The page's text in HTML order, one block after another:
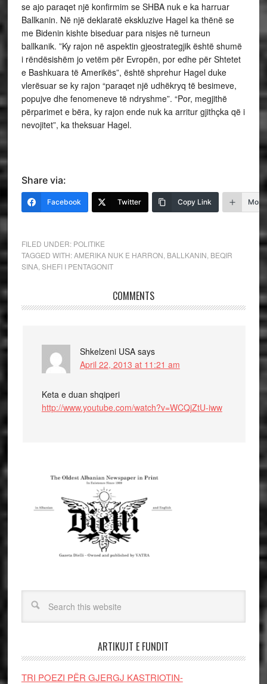
se ajo paraqet një konfirmim se SHBA nuk e ka harruar
Ballkanin. Në një deklaratë ekskluzive Hagel ka thënë se
me Bidenin kishte biseduar para nisjes në turneun
ballkanik. ”Ky rajon në aspektin gjeostrategjik është shumë
i rëndësishëm jo vetëm për Evropën, por edhe për Shtetet
e Bashkuara të Amerikës”, është shprehur Hagel duke
vlerësuar se ky rajon “paraqet një udhëkryq të besimeve,
popujve dhe fenomeneve të ndryshme”. “Por, megjithë
përparimet e bëra, ky rajon ende nuk ka arritur gjithçka që i
nevojitet”, ka theksuar Hagel.
Share via:
Facebook Twitter Copy Link More
FILED UNDER: POLITIKE
TAGGED WITH:AMERIKA NUK E HARRON BALLKANIN BEQIR
SINA, SHEFI I PENTAGONIT
COMMENTS
Shkelzeni USA says
April 22, 2013 at 11:21 am
Keta e duan shqiperi
http://www.youtube.com/watch?v=WCQjZtU-iww
ARTIKUJT E FUNDIT
TRI POEZI PËR GJERGJ KASTRIOTIN-